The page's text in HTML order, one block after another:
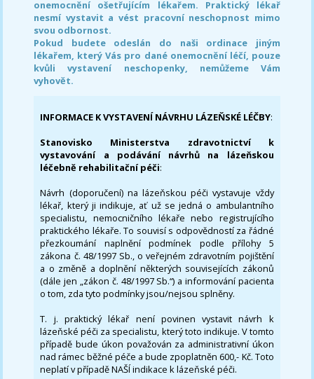
onemocnění ošetřujícím lékařem. Praktický lékař
nesmí vystavit a vést pracovní neschopnost mimo
svou odbornost.
Pokud budete odeslán do naši ordinace jiným
lékařem, který Vás pro dané onemocnění léčí, pouze
kvůli vystavení neschopenky, nemůžeme Vám
vyhovět.
INFORMACE K VYSTAVENÍ NÁVRHU LÁZEŇSKÉ LÉČBY:
Stanovisko Ministerstva zdravotnictví k
vystavování a podávání návrhů na lázeňskou
léčebně rehabilitační péči:
Návrh (doporučení) na lázeňskou péči vystavuje vždy
lékař, který ji indikuje, ať už se jedná o ambulantního
specialistu, nemocničního lékaře nebo registrujícího
praktického lékaře. To souvisí s odpovědností za řádné
přezkoumání naplnění podmínek podle přílohy 5
zákona č. 48/1997 Sb., o veřejném zdravotním pojištění
a o změně a doplnění některých souvisejících zákonů
(dále jen „zákon č. 48/1997 Sb.“) a informování pacienta
o tom, zda tyto podmínky jsou/nejsou splněny.
T. j. praktický lékař není povinen vystavit návrh k
lázeňské péči za specialistu, který toto indikuje. V tomto
případě bude úkon považován za administrativní úkon
nad rámec běžné péče a bude zpoplatněn 600,- Kč. Toto
neplatí v případě NAŠÍ indikace k lázeňské péči.